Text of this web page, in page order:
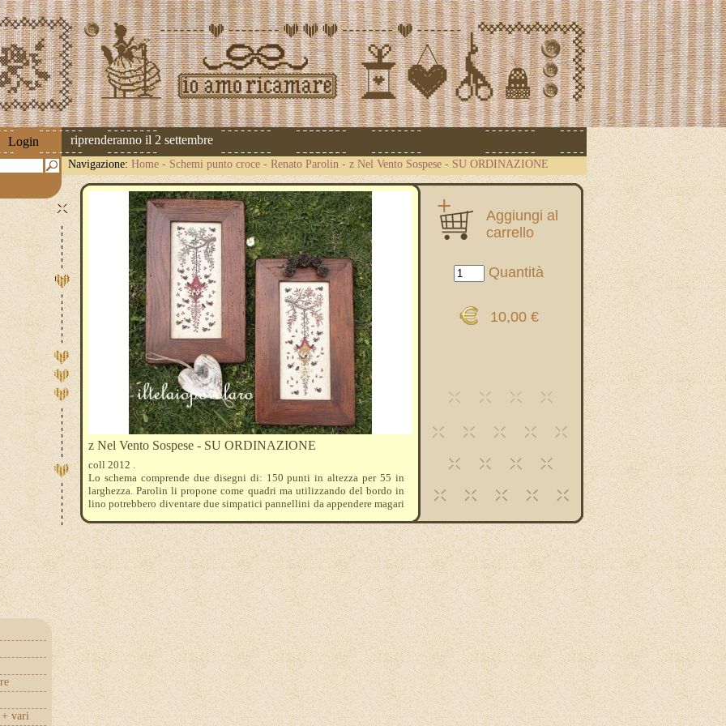
Login riprenderanno il 2 settembre
Navigazione: Home - Schemi punto croce - Renato Parolin - z Nel Vento Sospese - SU ORDINAZIONE
+ vari
Aggiungi al
carrello
Quantità
10,00 €
z Nel Vento Sospese - SU ORDINAZIONE
coll 2012 .
Lo schema comprende due disegni di: 150 punti in altezza per 55 in
larghezza. Parolin li propone come quadri ma utilizzando del bordo in
lino potrebbero diventare due simpatici pannellini da appendere magari
I colori dmc necessari sono : 318-317-3829-3777-782-839-434-815-
498-321-938-3371-301-920-918. Il prezzo si riferisce solo ai due
schemi .